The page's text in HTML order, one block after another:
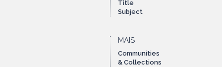
Title
Subject
MAIS
Communities
& Collections